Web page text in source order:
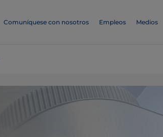
Comuníquese con nosotros Empleos Medios